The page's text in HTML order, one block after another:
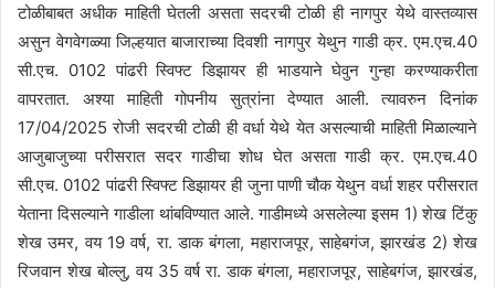
टोळीबाबत अधीक माहिती घेतली असता सदरची टोळी ही नागपुर येथे वास्तव्यास
असुन वेगवेगळ्या जिल्हयात बाजाराच्या दिवशी नागपुर येथुन गाडी क्र. एम.एच.40
सी.एच. 0102 पांढरी स्विफ्ट डिझायर ही भाडयाने घेवुन गुन्हा करण्याकरीता
वापरतात. अश्या माहिती गोपनीय सुत्रांना देण्यात आली. त्यावरुन दिनांक
17/04/2025 रोजी सदरची टोळी ही वर्धा येथे येत असल्याची माहिती मिळाल्याने
आजुबाजुच्या परीसरात सदर गाडीचा शोध घेत असता गाडी क्र. एम.एच.40
सी.एच. 0102 पांढरी स्विफ्ट डिझायर ही जुना पाणी चौक येथुन वर्धा शहर परीसरात
येताना दिसल्याने गाडीला थांबविण्यात आले. गाडीमध्ये असलेल्या इसम 1) शेख टिंकु
शेख उमर, वय 19 वर्ष, रा. डाक बंगला, महाराजपूर, साहेबगंज, झारखंड 2) शेख
रिजवान शेख बोल्लु, वय 35 वर्ष रा. डाक बंगला, महाराजपूर, साहेबगंज, झारखंड,